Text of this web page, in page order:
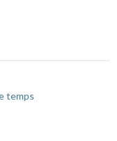
temps